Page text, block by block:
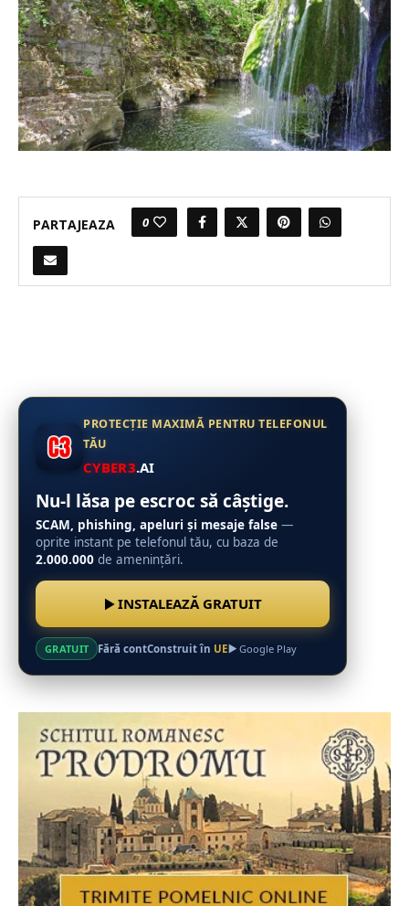
PARTAJEAZA 0
PROTECȚIE MAXIMĂ PENTRU TELEFONUL
TĂU
CYBER3.AI
Nu-l lăsa pe escroc să câștige.
SCAM, phishing, apeluri și mesaje false —
oprite instant pe telefonul tău, cu baza de
2.000.000 de amenințări.
INSTALEAZĂ GRATUIT
GRATUIT Fără contConstruit în UE Google Play